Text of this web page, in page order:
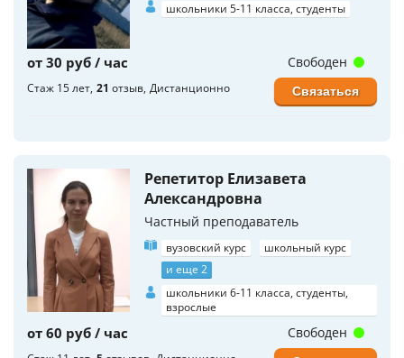
школьники 5-11 класса, студенты
от 30 руб / час
Стаж 15 лет 21 отзыв Дистанционно
Свободен
Связаться
Репетитор Елизавета
Александровна
Частный преподаватель
вузовский курс
школьный курс
и еще 2
школьники 6-11 класса, студенты,
взрослые
от 60 руб / час Свободен